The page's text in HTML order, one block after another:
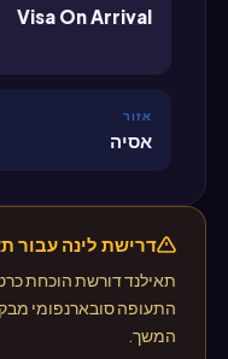
Visa On Arrival
אזור
אסיה
דרישת לינה עבור
תאילנד דורשת הוכחת
התעופה סובארנפומי
המשך.